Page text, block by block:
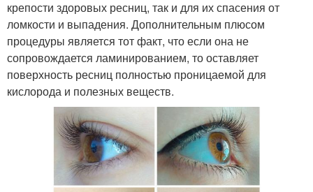
крепости здоровых ресниц, так и для их спасения от
ломкости и выпадения. Дополнительным плюсом
процедуры является тот факт, что если она не
сопровождается ламинированием, то оставляет
поверхность ресниц полностью проницаемой для
кислорода и полезных веществ.